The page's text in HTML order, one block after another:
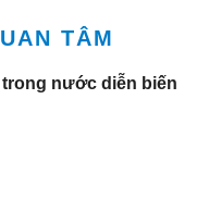
TÂM
trong nước diễn biến